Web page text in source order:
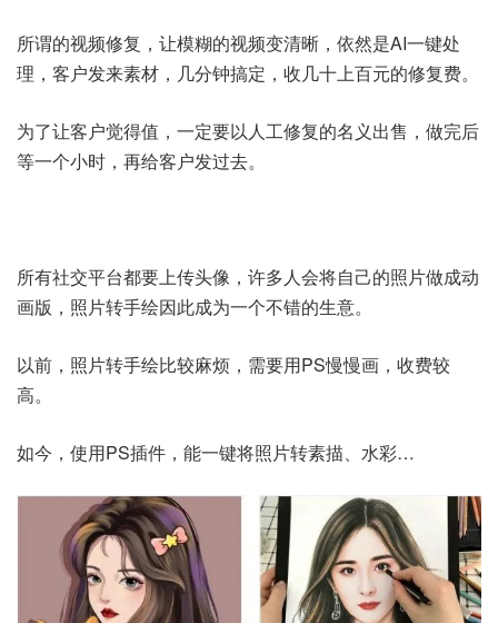
所谓的视频修复，让模糊的视频变清晰，依然是AI一键处
理，客户发来素材，几分钟搞定，收几十上百元的修复费。
为了让客户觉得值，一定要以人工修复的名义出售，做完后
等一个小时，再给客户发过去。
所有社交平台都要上传头像，许多人会将自己的照片做成动
画版，照片转手绘因此成为一个不错的生意。
以前，照片转手绘比较麻烦，需要用PS慢慢画，收费较
高。
如今，使用PS插件，能一键将照片转素描、水彩…